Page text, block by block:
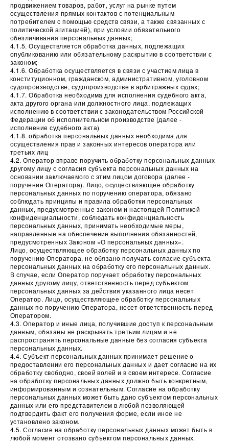
продвижением товаров, работ, услуг на рынке путем
осуществления прямых контактов с потенциальным
потребителем с помощью средств связи, а также связанных с
политической агитацией), при условии обязательного
обезличивания персональных данных;
4.1.5. Осуществляется обработка данных, подлежащих
опубликованию или обязательному раскрытию в соответствии с
законом;
4.1.6. Обработка осуществляется в связи с участием лица в
конституционном, гражданском, административном, уголовном
судопроизводстве, судопроизводстве в арбитражных судах;
4.1.7. Обработка необходима для исполнения судебного акта,
акта другого органа или должностного лица, подлежащих
исполнению в соответствии с законодательством Российской
Федерации об исполнительном производстве (далее -
исполнение судебного акта)
4.1.8. обработка персональных данных необходима для
осуществления прав и законных интересов оператора или
третьих лиц
4.2. Оператор вправе поручить обработку персональных данных
другому лицу с согласия субъекта персональных данных на
основании заключаемого с этим лицом договора (далее -
поручение Оператора). Лицо, осуществляющее обработку
персональных данных по поручению оператора, обязано
соблюдать принципы и правила обработки персональных
данных, предусмотренные законом и настоящей Политикой
конфиденциальности, соблюдать конфиденциальность
персональных данных, принимать необходимые меры,
направленные на обеспечение выполнения обязанностей,
предусмотренных Законом «О персональных данных».
Лицо, осуществляющее обработку персональных данных по
поручению Оператора, не обязано получать согласие субъекта
персональных данных на обработку его персональных данных.
В случае, если Оператор поручает обработку персональных
данных другому лицу, ответственность перед субъектом
персональных данных за действия указанного лица несет
Оператор. Лицо, осуществляющее обработку персональных
данных по поручению Оператора, несет ответственность перед
Оператором.
4.3. Оператор и иные лица, получившие доступ к персональным
данным, обязаны не раскрывать третьим лицам и не
распространять персональные данные без согласия субъекта
персональных данных.
4.4. Субъект персональных данных принимает решение о
предоставлении его персональных данных и дает согласие на их
обработку свободно, своей волей и в своем интересе. Согласие
на обработку персональных данных должно быть конкретным,
информированным и сознательным. Согласие на обработку
персональных данных может быть дано субъектом персональных
данных или его представителем в любой позволяющей
подтвердить факт его получения форме, если иное не
установлено законом.
4.5. Согласие на обработку персональных данных может быть в
любой момент отозвано субъектом персональных данных.